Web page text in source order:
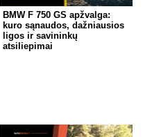
BMW F 750 GS apžvalga:
kuro sąnaudos, dažniausios
ligos ir savininkų
atsiliepimai